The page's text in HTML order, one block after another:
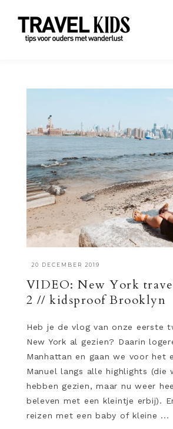
20 DECEMBER 2019
VIDEO: New York
2 // kidsproof Brooklyn
Heb je de vlog van onze eerste
New York al gezien? Daarin
Manhattan en gaan we voor het
Manuel langs alle highlights (die
hebben gezien, maar nu weer
beleven met een kleintje erbij).
reizen met een baby of kleine ...